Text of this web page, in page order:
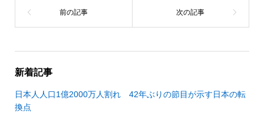
新着記事
日本人人口1億2000万人割れ 42年ぶりの節目が示す日本の転
換点